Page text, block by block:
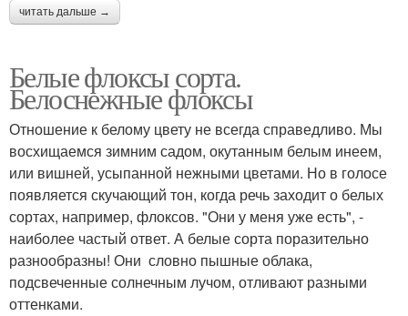
читать дальше →
Белые флоксы сорта.
Белоснежные флоксы
Отношение к белому цвету не всегда справедливо. Мы
восхищаемся зимним садом, окутанным белым инеем,
или вишней, усыпанной нежными цветами. Но в голосе
появляется скучающий тон, когда речь заходит о белых
сортах, например, флоксов. "Они у меня уже есть", ­-
наиболее частый ответ. А белые сорта поразительно
разнообразны! Они ­ словно пышные облака,
подсвеченные солнечным лучом, отливают разными
оттенками.